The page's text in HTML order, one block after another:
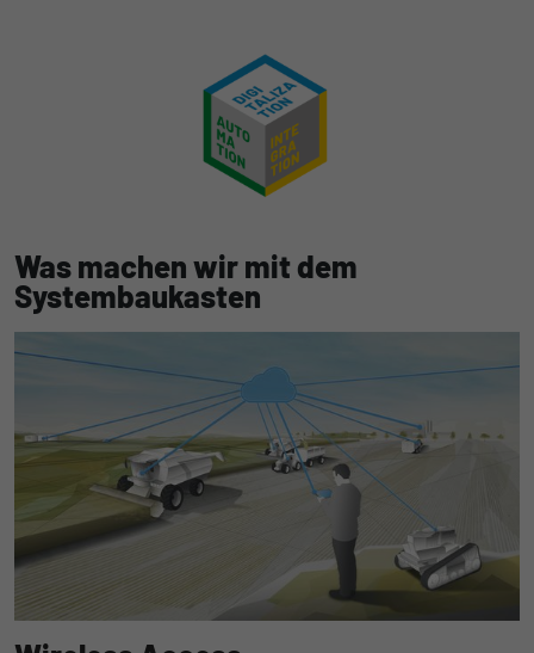
Was machen wir mit dem
Systembaukasten
Matomo setzt dieses Cookie, um eine
eindeutige Sitzungs-ID zu speichern, mit
der Informationen darüber gesammelt
werden, wie die Benutzer die Website